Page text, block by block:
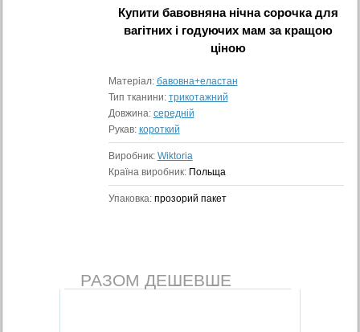
Купити бавовняна нічна сорочка для
вагітних і годуючих мам за кращою
ціною
Матеріал: бавовна+еластан
Тип тканини: трикотажний
Довжина: середній
Рукав: короткий
Виробник: Wiktoria
Країна виробник: Польща
Упаковка: прозорий пакет
РАЗОМ ДЕШЕВШЕ